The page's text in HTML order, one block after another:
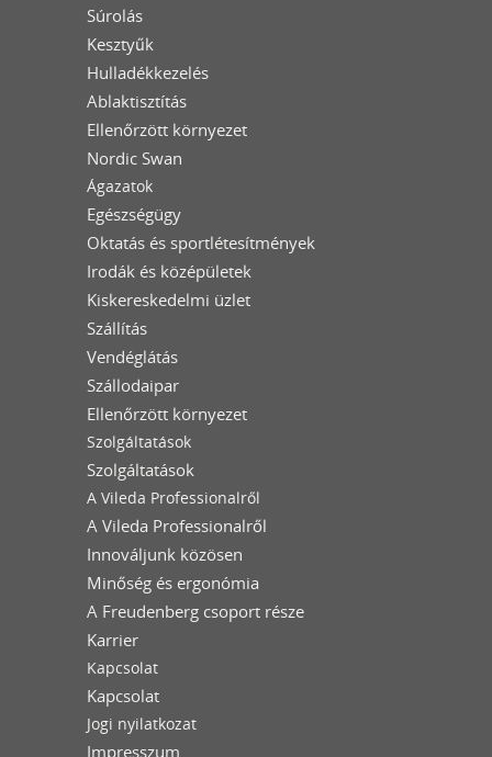
Súrolás
Kesztyűk
Hulladékkezelés
Ablaktisztítás
Ellenőrzött környezet
Nordic Swan
Ágazatok
Egészségügy
Oktatás és sportlétesítmények
Irodák és középületek
Kiskereskedelmi üzlet
Szállítás
Vendéglátás
Szállodaipar
Ellenőrzött környezet
Szolgáltatások
Szolgáltatások
A Vileda Professionalről
A Vileda Professionalről
Innováljunk közösen
Minőség és ergonómia
A Freudenberg csoport része
Karrier
Kapcsolat
Kapcsolat
Jogi nyilatkozat
Impresszum